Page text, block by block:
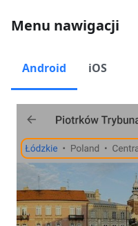
Menu nawigacji
Android iOS